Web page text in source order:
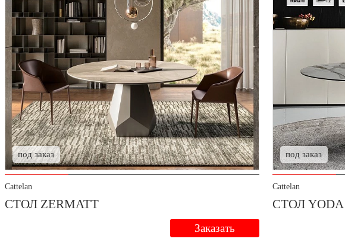
под заказ
Cattelan
СТОЛ ZERMATT
Заказать
под заказ
Cattelan
СТОЛ YODA